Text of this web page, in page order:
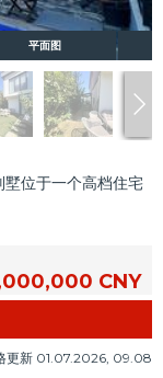
平面图
位于一个高档住宅
CNY
更新 01.07.2026, 09.08